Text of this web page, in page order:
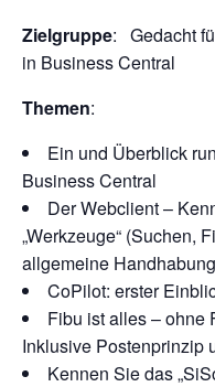
Zielgruppe: Gedacht
in Business Central
Themen:
Ein und Überblick
Business Central
Der Webclient –
„Werkzeuge“ (Suchen,
allgemeine Handhabung
CoPilot: erster
Fibu ist alles – ohne
Inklusive Postenprinzip
Kennen Sie das